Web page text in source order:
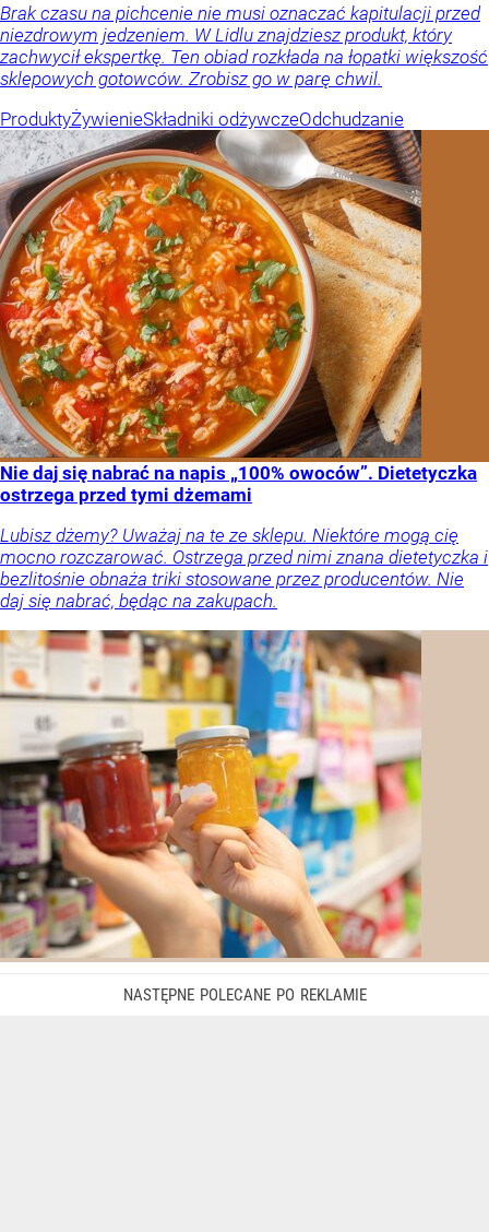
Brak czasu na pichcenie nie musi oznaczać kapitulacji przed
niezdrowym jedzeniem. W Lidlu znajdziesz produkt, który
zachwycił ekspertkę. Ten obiad rozkłada na łopatki większość
sklepowych gotowców. Zrobisz go w parę chwil.
ProduktyŻywienieSkładniki odżywczeOdchudzanie
Nie daj się nabrać na napis „100% owoców”. Dietetyczka
ostrzega przed tymi dżemami
Lubisz dżemy? Uważaj na te ze sklepu. Niektóre mogą cię
mocno rozczarować. Ostrzega przed nimi znana dietetyczka i
bezlitośnie obnaża triki stosowane przez producentów. Nie
daj się nabrać, będąc na zakupach.